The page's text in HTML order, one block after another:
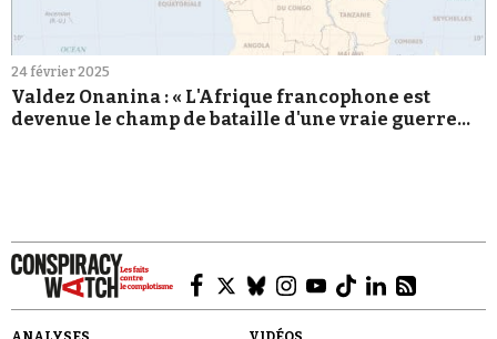
24 février 2025
Valdez Onanina : « L'Afrique francophone est
devenue le champ de bataille d'une vraie guerre